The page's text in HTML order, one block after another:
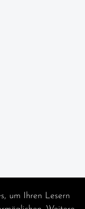
um Ihren Lesern
widerrufen